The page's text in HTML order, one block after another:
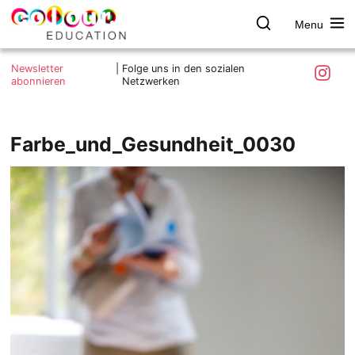
Skip
colour.education
Farbe
entdecken
Menu
Was ist colour.education?
Ziele und Mitmachen
Impressum
Newsletter
abonnieren
Folge uns in den sozialen
Netzwerken
Farbe_und_Gesundheit_0030